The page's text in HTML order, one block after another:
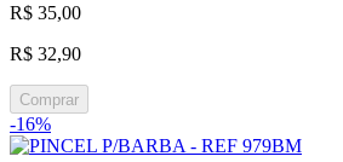
R$ 35,00
R$ 32,90
Comprar
-16%